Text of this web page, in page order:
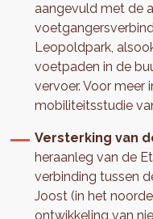
aangevuld met de
Leopoldpark,
voetpaden in de
vervoer. Voor meer
mobiliteitsstudie
Versterking van
heraanleg van de
verbinding tussen
Joost (in het
ontwikkeling van